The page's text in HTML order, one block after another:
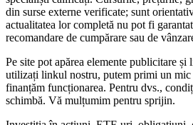
din surse externe verificate; sunt
actualitatea lor completă nu pot fi
recomandare de cumpărare sau de
Pe site pot apărea elemente publicitare
utilizați linkul nostru, putem primi un mic
finanțăm funcționarea. Pentru dvs.,
schimbă. Vă mulțumim pentru sprijin.